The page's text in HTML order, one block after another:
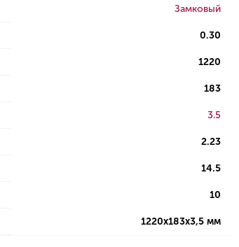
Замковый
0.30
1220
183
3.5
2.23
14.5
10
1220х183х3,5 мм